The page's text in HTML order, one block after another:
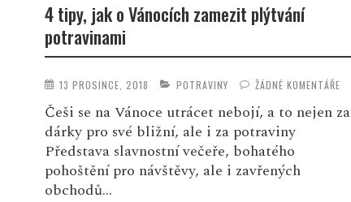
4 tipy, jak o Vánocích zamezit plýtvání
potravinami
13 PROSINCE, 2018 POTRAVINY ŽÁDNÉ KOMENTÁŘE
Češi se na Vánoce utrácet nebojí, a to nejen za
dárky pro své bližní, ale i za potraviny
Představa slavnostní večeře, bohatého
pohoštění pro návštěvy, ale i zavřených
obchodů...